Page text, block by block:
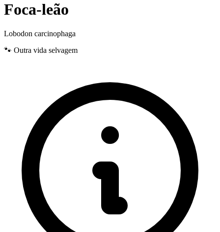
Foca-leão
Lobodon carcinophaga
🐾 Outra vida selvagem